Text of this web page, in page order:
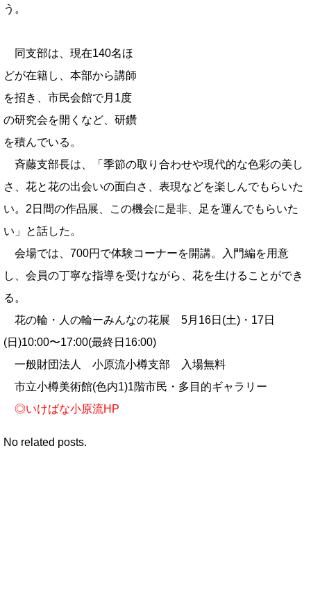
う。
同支部は、現在140名ほ
どが在籍し、本部から講師
を招き、市民会館で月1度の研究会を開くなど、研鑽を積ん
でいる。
斉藤支部長は、「季節の取り合わせや現代的な色彩の美し
さ、花と花の出会いの面白さ、表現などを楽しんでもらいた
い。2日間の作品展、この機会に是非、足を運んでもらいた
い」と話した。
会場では、700円で体験コーナーを開講。入門編を用意
し、会員の丁寧な指導を受けながら、花を生けることができ
る。
花の輪・人の輪ーみんなの花展 5月16日(土)・17日
(日)10:00〜17:00(最終日16:00)
一般財団法人 小原流小樽支部 入場無料
市立小樽美術館(色内1)1階市民・多目的ギャラリー
◎いけばな小原流HP